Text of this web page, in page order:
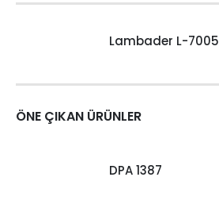
Lambader L-7005
ÖNE ÇIKAN ÜRÜNLER
DPA 1387